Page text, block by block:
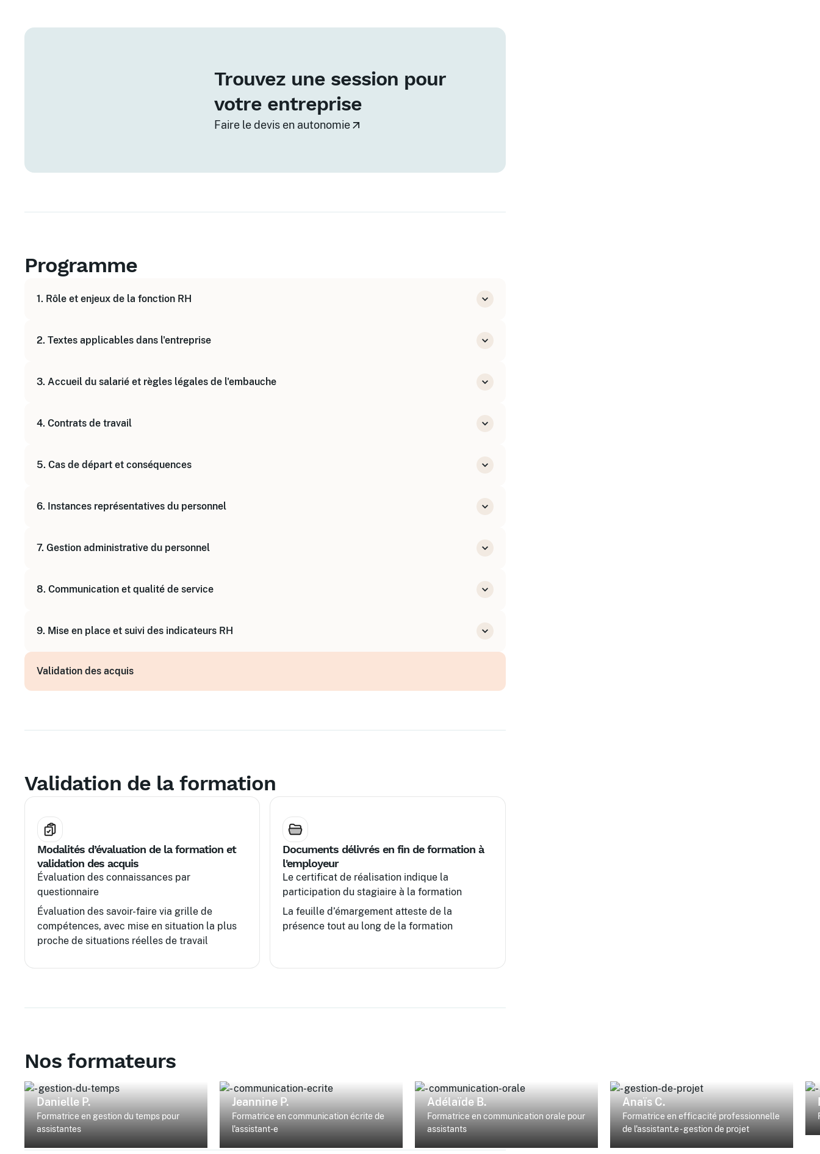
Trouvez une session pour
votre entreprise
Faire le devis en autonomie
Programme
1. Rôle et enjeux de la fonction RH
Identifier les missions principales et les responsabilités
2. Textes applicables dans l'entreprise
Savoir chercher et utiliser l'information juridique
3. Accueil du salarié et règles légales de l'embauche
Application des règles légales à l'embauche
4. Contrats de travail
Blockchain et nouvelles formes de sécurisation des contrats
5. Cas de départ et conséquences
Conséquences administratives et juridiques
6. Instances représentatives du personnel
Relations avec les représentants du personnel
7. Gestion administrative du personnel
Gestion des absences, congés, arrêts maladie
8. Communication et qualité de service
Améliorer l'expérience collaborateur
9. Mise en place et suivi des indicateurs RH
Suivi et reporting des activités RH
Validation des acquis
Validation de la formation
Modalités d’évaluation de la formation et
validation des acquis
Évaluation des connaissances par
questionnaire
Évaluation des savoir-faire via grille de
compétences, avec mise en situation la plus
proche de situations réelles de travail
Documents délivrés en fin de formation à
l'employeur
Le certificat de réalisation indique la
participation du stagiaire à la formation
La feuille d’émargement atteste de la
présence tout au long de la formation
Nos formateurs
Danielle P.
Formatrice en gestion du temps pour
assistantes
Jeannine P.
Formatrice en communication écrite de
l'assistant-e
Adélaïde B.
Formatrice en communication orale pour
assistants
Anaïs C.
Formatrice en efficacité professionnelle
de l'assistant.e - gestion de projet